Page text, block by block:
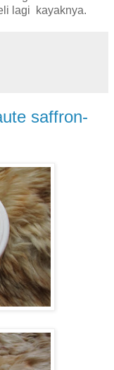
lagi kayaknya.
saffron-